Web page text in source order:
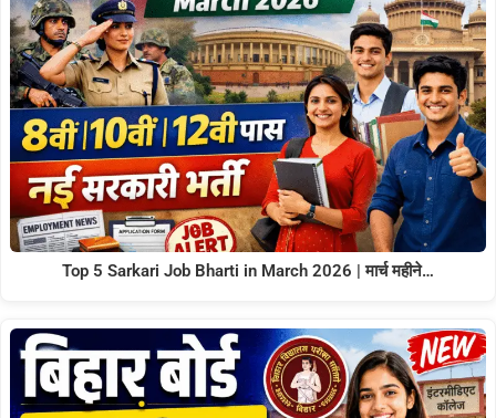
Top 5 Sarkari Job Bharti in March 2026 | मार्च महीने…